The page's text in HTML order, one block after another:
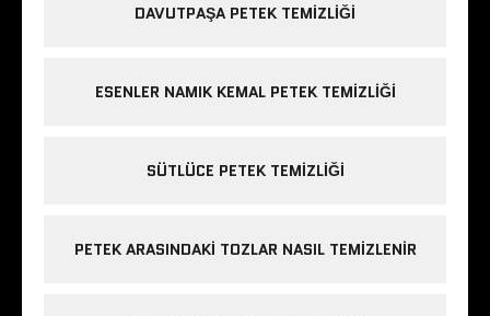
DAVUTPAŞA PETEK TEMIZLIĞI
ESENLER NAMIK KEMAL PETEK TEMIZLIĞI
SÜTLÜCE PETEK TEMIZLIĞI
PETEK ARASINDAKI TOZLAR NASIL TEMIZLENIR